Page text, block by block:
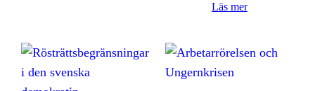
Läs mer